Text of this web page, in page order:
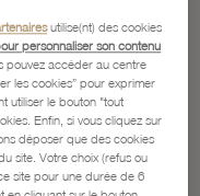
utilise(nt) des cookies
personnaliser son contenu
pouvez accéder au centre
les cookies” pour exprimer
utiliser le bouton "tout
Enfin, si vous cliquez sur
déposer que des cookies
site. Votre choix (refus ou
site pour une durée de 6